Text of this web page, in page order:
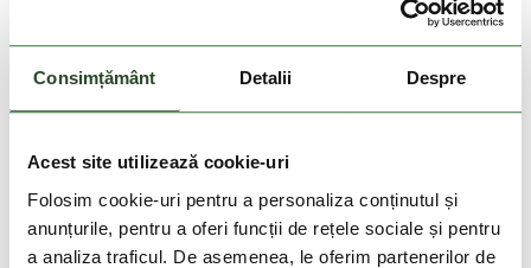
Consimțământ Detalii Despre
Acest site utilizează cookie-uri
Folosim cookie-uri pentru a personaliza conținutul și
anunțurile, pentru a oferi funcții de rețele sociale și pentru
a analiza traficul. De asemenea, le oferim partenerilor de
DOAR ONLINE
-20%
Tunnel Springs Wool Tight
539 Lei
431 Lei
S L XL XXL
DOAR ONLINE
-20%
Seamless Baselayer Set
199 Lei
159 Lei
S/M